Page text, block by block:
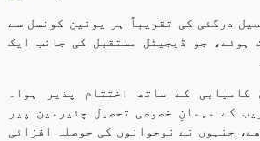
درگئی کی تقریباً ہر یونین کونسل سے
ہوئے، جو ڈیجیٹل مستقبل کی جانب ایک
کامیابی کے ساتھ اختتام پذیر ہوا۔
کے مہمانِ خصوصی تحصیل چئیرمین پیر
جنہوں نے نوجوانوں کی حوصلہ افزائی